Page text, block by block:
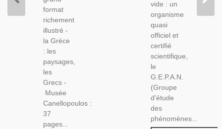
format
richement
illustré -
la Grèce
: les
paysages,
les
Grecs -
Musée
Canellopoulos :
37
pages...
vide : un
organisme
quasi
officiel et
certifié
scientifique,
le
G.E.P.A.N.
(Groupe
d'étude
des
phénomènes...